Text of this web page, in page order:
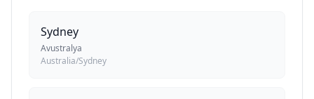
Sydney
Avustralya
Australia/Sydney